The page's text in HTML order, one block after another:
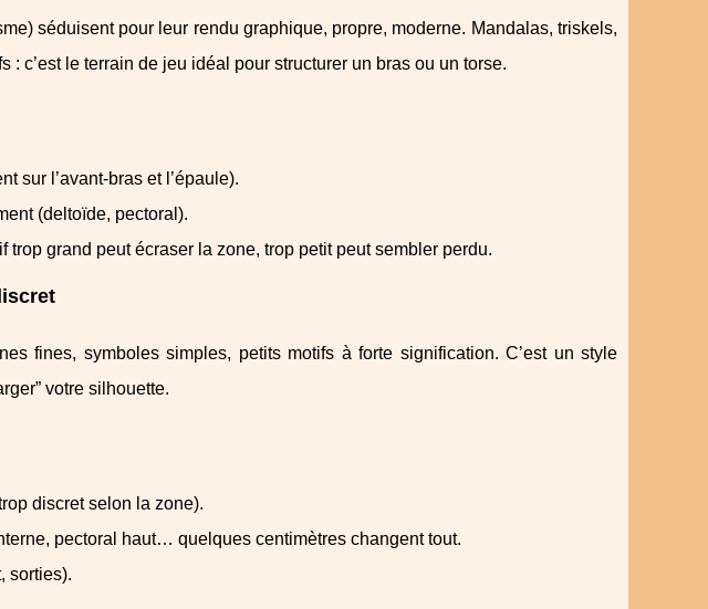
séduisent pour leur rendu graphique, propre, moderne. Mandalas, triskels,
c’est le terrain de jeu idéal pour structurer un bras ou un torse.
sur l’avant‑bras et l’épaule).
(deltoïde, pectoral).
trop grand peut écraser la zone, trop petit peut sembler perdu.
fines, symboles simples, petits motifs à forte signification. C’est un style
votre silhouette.
discret selon la zone).
pectoral haut… quelques centimètres changent tout.
sorties).